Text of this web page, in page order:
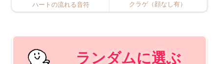
ハートの流れる音符 クラゲ（顔なし有）
ランダムに選ぶ